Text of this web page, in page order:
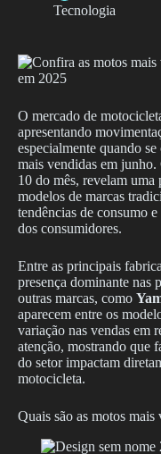
Tecnologia
O mercado de
apresentando
especialmente quando
mais vendidas em junho.
10 do mês, revelam
modelos de marcas
tendências de consumo
dos consumidores.
Entre as principais
presença dominante nas
outras marcas, como
aparecem entre os
variação nas vendas em
atenção, mostrando que
do setor impactam
motocicleta.
Quais são as motos